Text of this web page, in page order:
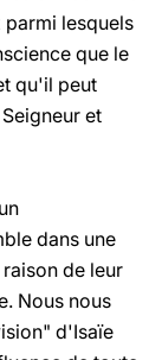
lesquels
que le
qu'il peut
et
dans une
de leur
Nous nous
d'Isaïe